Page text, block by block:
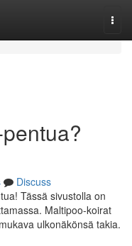
Discuss
Tässä sivustolla on
Maltipoo-koirat
ulkonäkönsä takia.